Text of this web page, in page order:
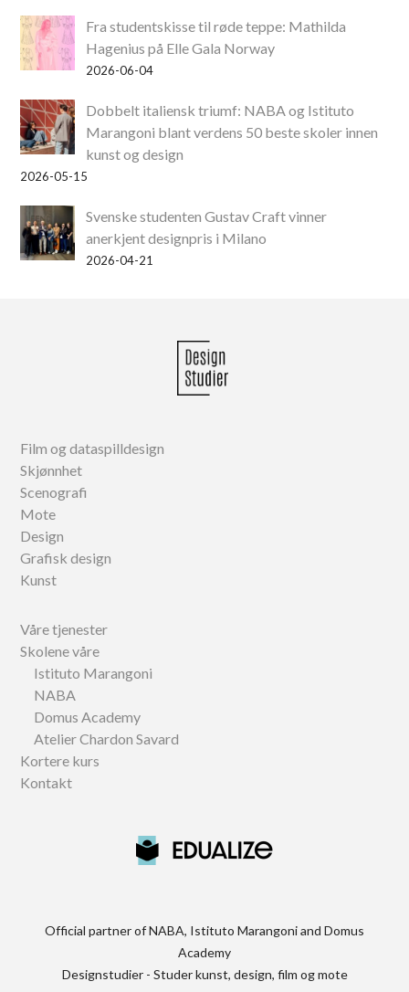
Fra studentskisse til røde teppe: Mathilda
Hagenius på Elle Gala Norway
2026-06-04
Dobbelt italiensk triumf: NABA og Istituto
Marangoni blant verdens 50 beste skoler innen
kunst og design
2026-05-15
Svenske studenten Gustav Craft vinner
anerkjent designpris i Milano
2026-04-21
Film og dataspilldesign
Skjønnhet
Scenografi
Mote
Design
Grafisk design
Kunst
Våre tjenester
Skolene våre
Istituto Marangoni
NABA
Domus Academy
Atelier Chardon Savard
Kortere kurs
Kontakt
Official partner of NABA, Istituto Marangoni and Domus
Academy
Designstudier - Studer kunst, design, film og mote